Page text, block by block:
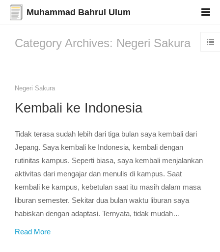
Muhammad Bahrul Ulum
Category Archives: Negeri Sakura
Negeri Sakura
Kembali ke Indonesia
Tidak terasa sudah lebih dari tiga bulan saya kembali dari
Jepang. Saya kembali ke Indonesia, kembali dengan
rutinitas kampus. Seperti biasa, saya kembali menjalankan
aktivitas dari mengajar dan menulis di kampus. Saat
kembali ke kampus, kebetulan saat itu masih dalam masa
liburan semester. Sekitar dua bulan waktu liburan saya
habiskan dengan adaptasi. Ternyata, tidak mudah…
Read More